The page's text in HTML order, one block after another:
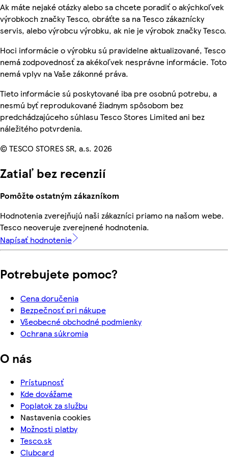
Ak máte nejaké otázky alebo sa chcete poradiť o akýchkoľvek
výrobkoch značky Tesco, obráťte sa na Tesco zákaznícky
servis, alebo výrobcu výrobku, ak nie je výrobok značky Tesco.
Hoci informácie o výrobku sú pravidelne aktualizované, Tesco
nemá zodpovednosť za akékoľvek nesprávne informácie. Toto
nemá vplyv na Vaše zákonné práva.
Tieto informácie sú poskytované iba pre osobnú potrebu, a
nesmú byť reprodukované žiadnym spôsobom bez
predchádzajúceho súhlasu Tesco Stores Limited ani bez
náležitého potvrdenia.
© TESCO STORES SR, a.s. 2026
Zatiaľ bez recenzií
Pomôžte ostatným zákazníkom
Hodnotenia zverejňujú naši zákazníci priamo na našom webe.
Tesco neoveruje zverejnené hodnotenia.
Napísať hodnotenie
Potrebujete pomoc?
Cena doručenia
Bezpečnosť pri nákupe
Všeobecné obchodné podmienky
Ochrana súkromia
O nás
Prístupnosť
Kde dovážame
Poplatok za službu
Nastavenia cookies
Možnosti platby
Tesco.sk
Clubcard